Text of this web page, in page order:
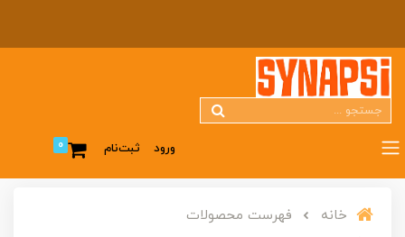
ورود ثبت‌نام 0
خانه فهرست محصولات